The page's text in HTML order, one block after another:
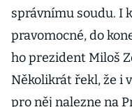
správnímu soudu. I
pravomocné, do
ho prezident Miloš
Několikrát řekl, že i
pro něj nalezne na